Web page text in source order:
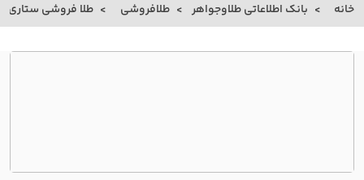
بانک
اطلاعاتی
درباره
خانه بانک اطلاعاتی طلاوجواهر طلافروشی طلا فروشی ستاري